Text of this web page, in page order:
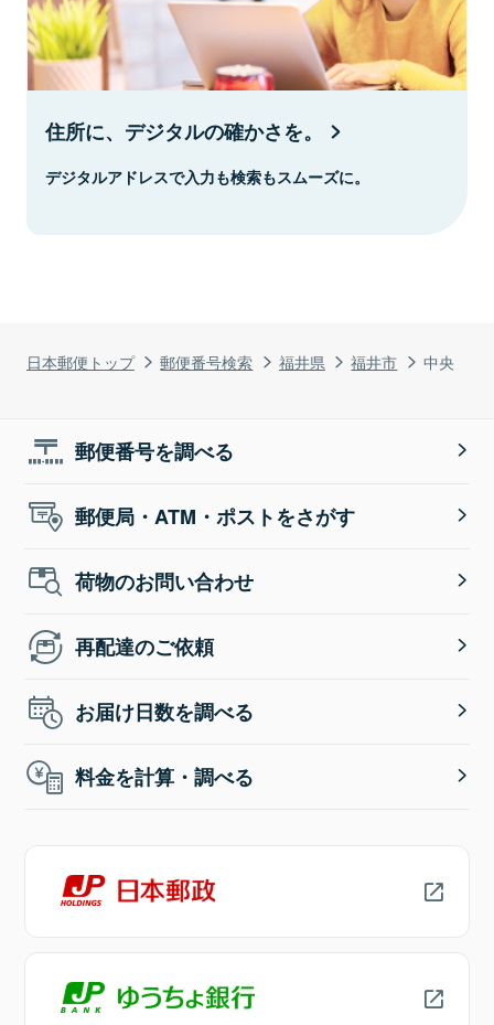
日本郵便トップ 郵便番号検索 福井県 福井市 中央
住所に、デジタルの確かさを。
デジタルアドレスで入力も検索もスムーズに。
郵便番号を調べる
郵便局・ATM・ポストをさがす
荷物のお問い合わせ
再配達のご依頼
お届け日数を調べる
料金を計算・調べる